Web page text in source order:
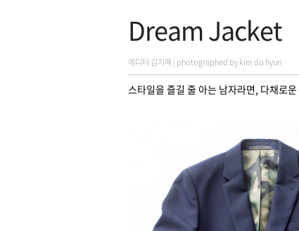
Dream Jacket
에디터 김지혜 | photographed by kim do hyun
스타일을 즐길 줄 아는 남자라면, 다채로